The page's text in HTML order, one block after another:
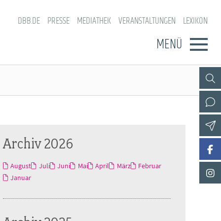
DBB.DE PRESSE MEDIATHEK VERANSTALTUNGEN LEXIKON
MENÜ
Archiv 2026
August Juli Juni Mai April März
Februar
Januar